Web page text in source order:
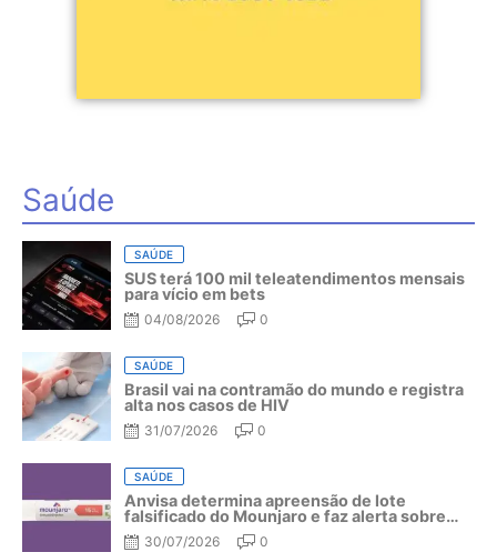
Saúde
SAÚDE
SUS terá 100 mil teleatendimentos mensais
para vício em bets
04/08/2026 0
SAÚDE
Brasil vai na contramão do mundo e registra
alta nos casos de HIV
31/07/2026 0
SAÚDE
Anvisa determina apreensão de lote
falsificado do Mounjaro e faz alerta sobre
riscos do medicamento
30/07/2026 0